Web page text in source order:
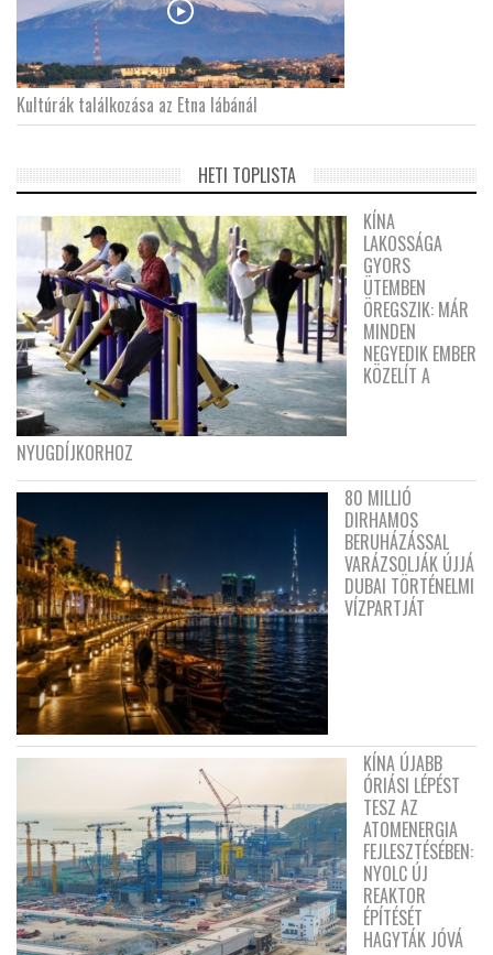
Kultúrák találkozása az Etna lábánál
HETI TOPLISTA
KÍNA
LAKOSSÁGA
GYORS
ÜTEMBEN
ÖREGSZIK: MÁR
MINDEN
NEGYEDIK EMBER
KÖZELÍT A
NYUGDÍJKORHOZ
80 MILLIÓ
DIRHAMOS
BERUHÁZÁSSAL
VARÁZSOLJÁK ÚJJÁ
DUBAI TÖRTÉNELMI
VÍZPARTJÁT
KÍNA ÚJABB
ÓRIÁSI LÉPÉST
TESZ AZ
ATOMENERGIA
FEJLESZTÉSÉBEN:
NYOLC ÚJ
REAKTOR
ÉPÍTÉSÉT
HAGYTÁK JÓVÁ